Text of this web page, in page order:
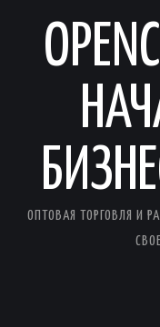
ОПТОВАЯ ТОРГОВЛЯ И